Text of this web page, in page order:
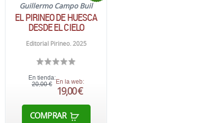
Guillermo Campo Buil
EL PIRINEO DE HUESCA
DESDE EL CIELO
Editorial Pirineo. 2025
En tienda:
20,00 € En la web:
19,00 €
COMPRAR